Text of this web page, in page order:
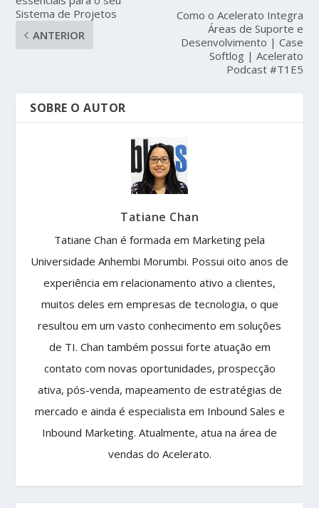
Sistema de Projetos
ANTERIOR
Como o Acelerato Integra
Áreas de Suporte e
Desenvolvimento | Case
Softlog | Acelerato
Podcast #T1E5
SOBRE O AUTOR
Tatiane Chan
Tatiane Chan é formada em Marketing pela
Universidade Anhembi Morumbi. Possui oito anos de
experiência em relacionamento ativo a clientes,
muitos deles em empresas de tecnologia, o que
resultou em um vasto conhecimento em soluções
de TI. Chan também possui forte atuação em
contato com novas oportunidades, prospecção
ativa, pós-venda, mapeamento de estratégias de
mercado e ainda é especialista em Inbound Sales e
Inbound Marketing. Atualmente, atua na área de
vendas do Acelerato.